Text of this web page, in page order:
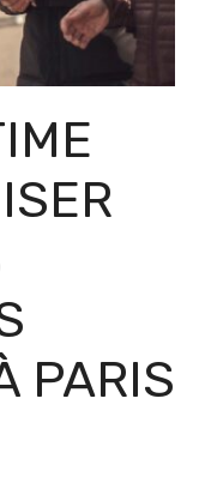
PARIS